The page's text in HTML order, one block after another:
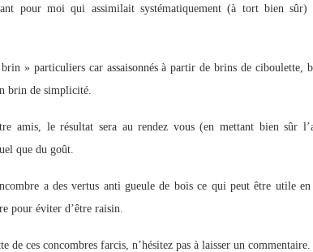
pour moi qui assimilait systématiquement (à tort bien
» particuliers car assaisonnés à partir de brins de
brin de simplicité.
amis, le résultat sera au rendez vous (en mettant bien sûr
que du goût.
a des vertus anti gueule de bois ce qui peut être utile en
pour éviter d’être raisin.
de ces concombres farcis, n’hésitez pas à laisser un commentaire.